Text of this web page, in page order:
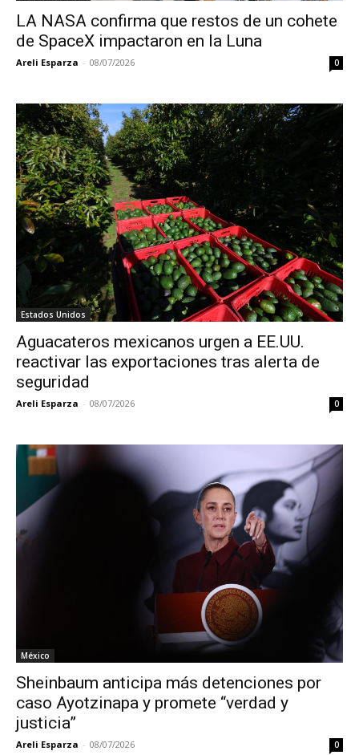
LA NASA confirma que restos de un cohete
de SpaceX impactaron en la Luna
Areli Esparza - 08/07/2026 0
Estados Unidos
Aguacateros mexicanos urgen a EE.UU.
reactivar las exportaciones tras alerta de
seguridad
Areli Esparza - 08/07/2026 0
México
Sheinbaum anticipa más detenciones por
caso Ayotzinapa y promete “verdad y
justicia”
Areli Esparza - 08/07/2026 0